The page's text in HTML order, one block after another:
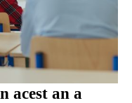
acest an a